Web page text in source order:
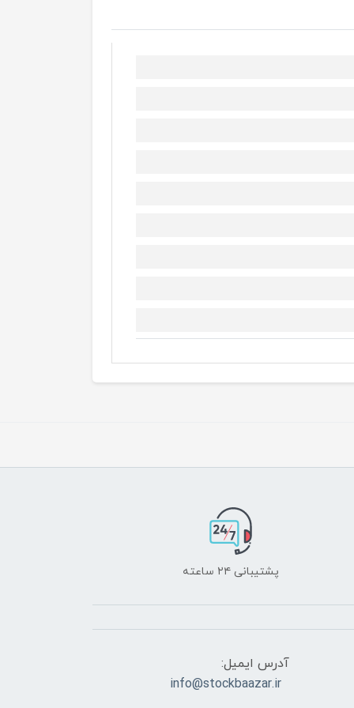
پشتیبانی ۲۴ ساعته
آدرس ایمیل:
info@stockbaazar.ir